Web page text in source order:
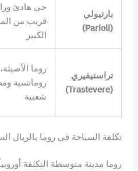
بارتيولي
(Parioli)
حي هادئ
قريب من
الكبير
تراستيفيري
(Trastevere)
روما
رومانسية
شعبية
تكلفة السياحة في روما بالريال
روما مدينة متوسطة التكلفة